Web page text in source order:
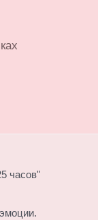
часов"